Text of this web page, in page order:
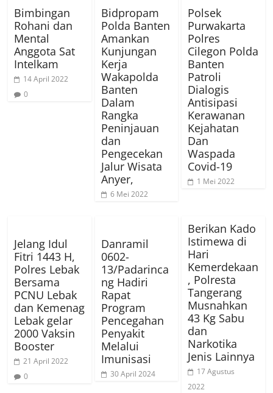
Bimbingan
Rohani dan
Mental
Anggota Sat
Intelkam
14 April 2022
0
Bidpropam
Polda Banten
Amankan
Kunjungan
Kerja
Wakapolda
Banten
Dalam
Rangka
Peninjauan
dan
Pengecekan
Jalur Wisata
Anyer,
6 Mei 2022
Polsek
Purwakarta
Polres
Cilegon Polda
Banten
Patroli
Dialogis
Antisipasi
Kerawanan
Kejahatan
Dan
Waspada
Covid-19
1 Mei 2022
Jelang Idul
Fitri 1443 H,
Polres Lebak
Bersama
PCNU Lebak
dan Kemenag
Lebak gelar
2000 Vaksin
Booster
21 April 2022
0
Danramil
0602-
13/Padarinca
ng Hadiri
Rapat
Program
Pencegahan
Penyakit
Melalui
Imunisasi
30 April 2024
Berikan Kado
Istimewa di
Hari
Kemerdekaan
, Polresta
Tangerang
Musnahkan
43 Kg Sabu
dan
Narkotika
Jenis Lainnya
17 Agustus
2022